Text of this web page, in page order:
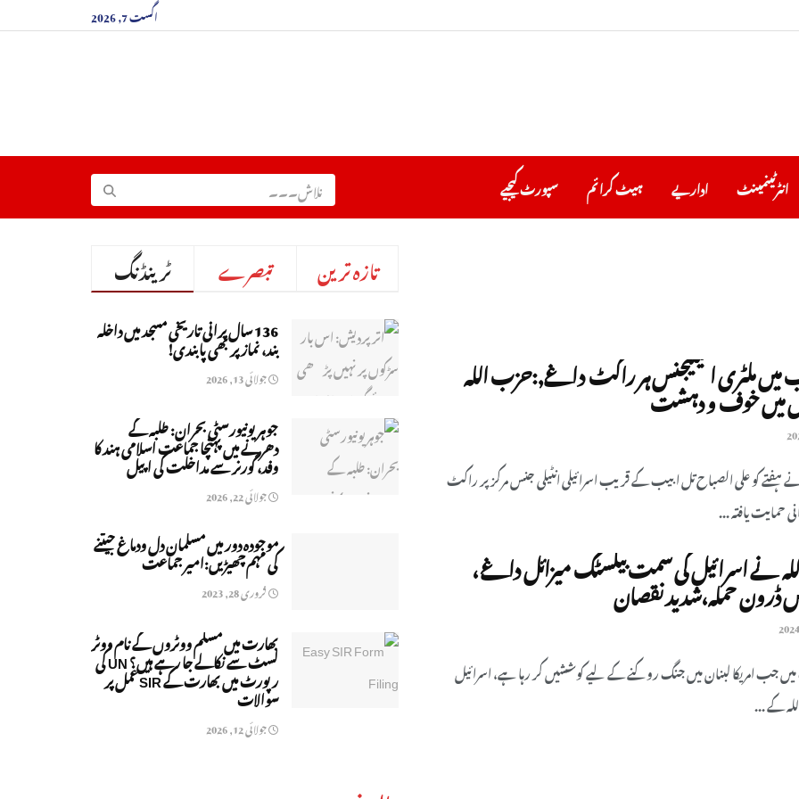
اگست 7, 2026
انٹرٹینمینٹ اداریے ہیٹ کرا ئم سپورٹ کیجیے
ملٹری انٹیلیجنس ہر راکٹ داغے,:حزب اللہ
میں خوف و دہشت
ہفتے کو علی الصباح تل ابیب کے قریب اسرائیلی انٹیلی جنس مرکز پر راکٹ
حمایت یافتہ ...
نے اسرائیل کی سمت بیلسٹک میزائل داغے ،
ڈرون حملہ،شدید نقصان
جب امریکا لبنان میں جنگ روکنے کے لیے کوششیں کر رہا ہے، اسرائیل
کے ...
ٹرینڈنگ تبصرے تازہ ترین
136 سال پرانی تاریخی مسجد میں داخلہ
بند، نماز پر بھی پابندی!
جولائی 13, 2026
جوہر یونیورسٹی بحران: طلبہ کے
دھرنے میں پہنچا جماعت اسلامی ہند کا
وفد، گورنر سے مداخلت کی اپیل
جولائی 22, 2026
موجودہ دور میں مسلمان دل ودماغ جیتنے
کی مہم چھیڑیں:امیر جماعت
فروری 28, 2023
بھارت میں مسلم ووٹروں کے نام ووٹر
لسٹ سے نکالے جا رہے ہیں؟ UN کی
رپورٹ میں بھارت کے SIR عمل پر
سوالات
جولائی 12, 2026